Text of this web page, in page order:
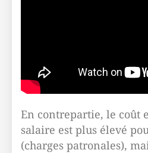
En contrepartie, le coût
salaire est plus élevé
(charges patronales),